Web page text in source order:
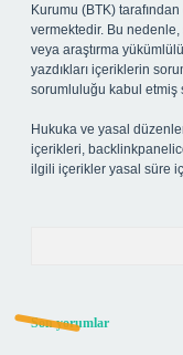
Kurumu (BTK)
vermektedir. Bu
veya araştırma
yazdıkları içeriklerin
sorumluluğu kabul etmiş
Hukuka ve yasal
içerikleri,
ilgili içerikler yasal süre
Son yorumlar